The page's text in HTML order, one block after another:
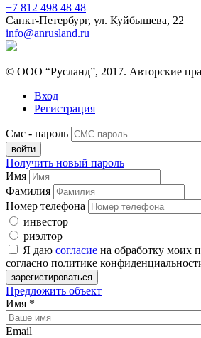
+7 812 498 48 48
Санкт-Петербург, ул. Куйбышева, 22
info@anrusland.ru
© ООО “Русланд”, 2017. Авторские
Вход
Регистрация
Смс - пароль
Получить новый пароль
Имя
Фамилия
Номер телефона
инвестор
риэлтор
Я даю согласие на обработку моих
согласно политике
Предложить объект
Имя *
Email